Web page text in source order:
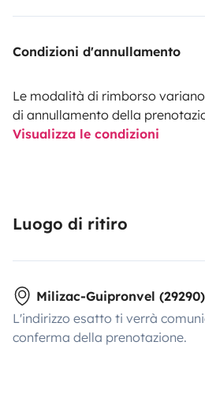
Condizioni d'annullamento
Le modalità di rimborso
di annullamento della
Visualizza le condizioni
Luogo di ritiro
Milizac-Guipronvel
L'indirizzo esatto ti verrà
conferma della prenotazione.